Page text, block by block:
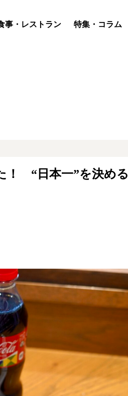
事・レストラン 特集・コラム
！ “日本一”を決める